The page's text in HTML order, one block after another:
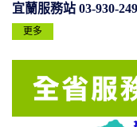
宜蘭服務站 03-930-
更多